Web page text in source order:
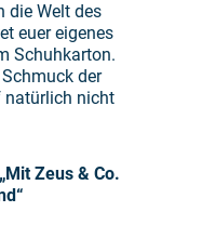
die Welt des
euer eigenes
Schuhkarton.
der
natürlich nicht
Zeus & Co.